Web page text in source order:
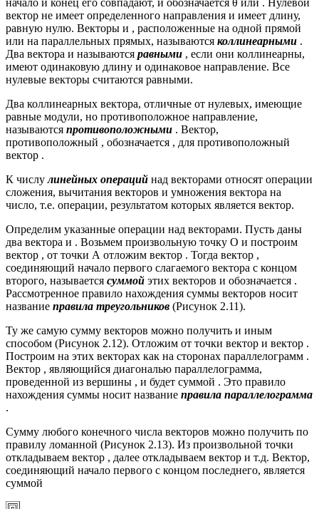
вектор не имеет определенного направления и имеет длину,
равную нулю. Векторы и , расположенные на одной прямой
или на параллельных прямых, называются коллинеарными .
Два вектора и называются равными , если они коллинеарны,
имеют одинаковую длину и одинаковое направление. Все
нулевые векторы считаются равными.
Два коллинеарных вектора, отличные от нулевых, имеющие
равные модули, но противоположное направление,
называются противоположными . Вектор,
противоположный , обозначается , для противоположный
вектор .
К числулинейных операций над векторами относят операции
сложения, вычитания векторов и умножения вектора на
число, т.е. операции, результатом которых является вектор.
Определим указанные операции над векторами. Пусть даны
два вектора и . Возьмем произвольную точку О и построим
вектор , от точки А отложим вектор . Тогда вектор ,
соединяющий начало первого слагаемого вектора с концом
второго, называется суммой этих векторов и обозначается .
Рассмотренное правило нахождения суммы векторов носит
название правила треугольников (Рисунок 2.11).
Ту же самую сумму векторов можно получить и иным
способом (Рисунок 2.12). Отложим от точки вектор и вектор .
Построим на этих векторах как на сторонах параллелограмм .
Вектор , являющийся диагональю параллелограмма,
проведенной из вершины , и будет суммой . Это правило
нахождения суммы носит название правила параллелограмма
.
Сумму любого конечного числа векторов можно получить по
правилу ломанной (Рисунок 2.13). Из произвольной точки
откладываем вектор , далее откладываем вектор и т.д. Вектор,
соединяющий начало первого с концом последнего, является
суммой